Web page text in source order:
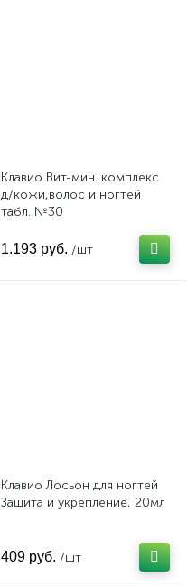
Клавио Вит-мин. комплекс
д/кожи,волос и ногтей
табл. №30
1.193 руб. /шт
Клавио Лосьон для ногтей
Защита и укрепление, 20мл
409 руб. /шт